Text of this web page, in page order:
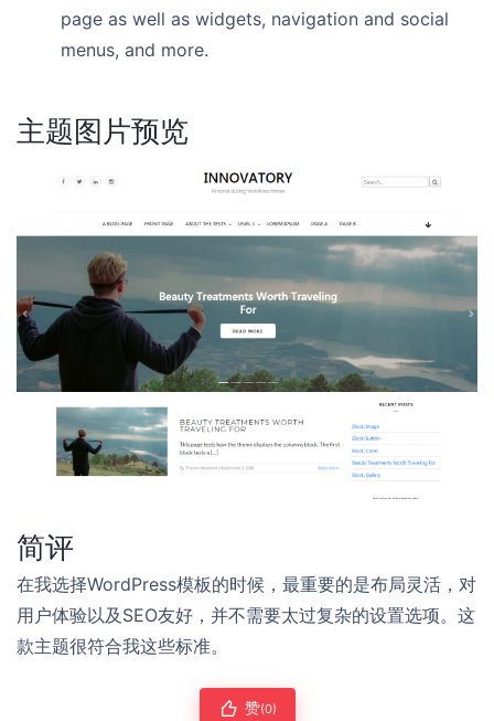
page as well as widgets, navigation and social
menus, and more.
主题图片预览
简评
在我选择WordPress模板的时候，最重要的是布局灵活，对
用户体验以及SEO友好，并不需要太过复杂的设置选项。这
款主题很符合我这些标准。
赞(0)